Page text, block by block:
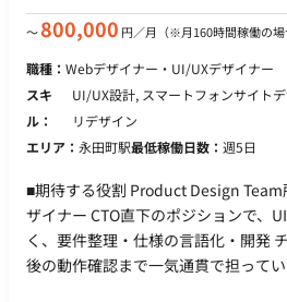
〜800,000 円／月 （※月160時間稼働の場
職種： Webデザイナー・UI/UXデザイナー
スキ
ル：
UI/UX設計, スマートフォンサイト
リデザイン
エリア： 永田町駅最低稼働日数： 週5日
■期待する役割 Product Design
ザイナー CTO直下のポジションで、
く、要件整理・仕様の言語化・開発
後の動作確認まで一気通貫で担っていただき